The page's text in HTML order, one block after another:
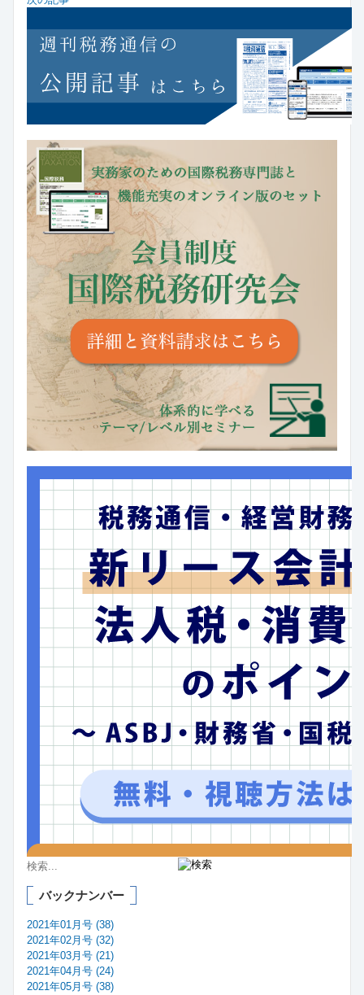
バックナンバー
2021年01月号 (38)
2021年02月号 (32)
2021年03月号 (21)
2021年04月号 (24)
2021年05月号 (38)